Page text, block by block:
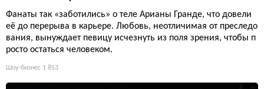
Фанаты так «заботились» о теле Арианы Гранде, что довели
её до перерыва в карьере. Любовь, неотличимая от преследо
вания, вынуждает певицу исчезнуть из поля зрения, чтобы п
росто остаться человеком.
Шоу-бизнес 1 853